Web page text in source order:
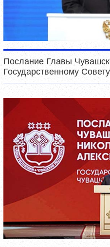
Послание Главы
Государственному